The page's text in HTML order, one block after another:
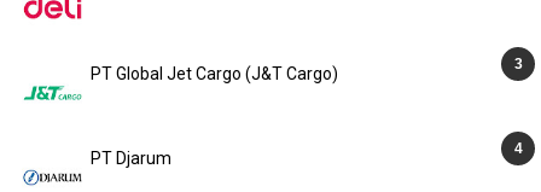
PT Global Jet Cargo (J&T Cargo)
PT Djarum